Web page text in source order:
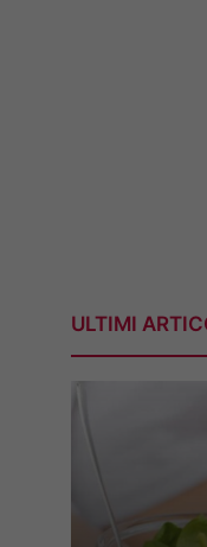
ULTIMI